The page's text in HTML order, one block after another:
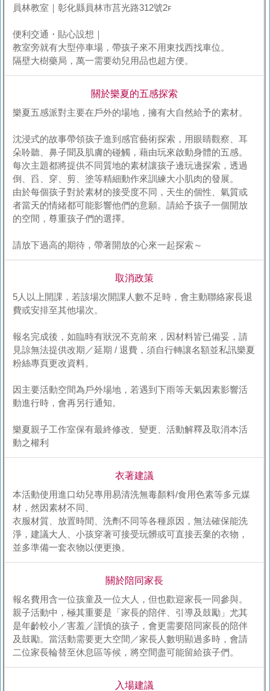
員林教室｜彰化縣員林市莒光路312號2ꜰ
便利交通・貼心設想｜
教室旁就有大型停車場，帶孩子來不用東找西找車位。
隔壁大樹藥局，萬一需要幼兒用品也超方便。
關於樂夏的五感探索
樂夏五感派對主要在戶外的場地，擁有大自然給予的素材。
沈浸式的故事帶領孩子進到感官藝術探索，用眼睛觀察、耳
朵聆聽、鼻子聞及肌膚的碰觸，藉由玩來啟動身體的五感。
每次主題都將提供不同質地的素材讓孩子邊玩邊探索，透過
倒、舀、穿、剪、塗等精細動作來訓練大小肌肉的發展。
由於每個孩子對於素材的接受度不同，天生的個性、氣質或
者當天的情緒都可能影響他們的意願。請給予孩子一個開放
的空間，尊重孩子們的選擇。
請放下過高的期待，帶著開放的心來一起探索～
取消政策
5人以上開課，若該場次開課人數不足時，會主動聯絡家長退
費或安排至其他場次。
報名完成後，如臨時有狀況不克前來，因材料皆已備妥，請
見諒無法提供改期／延期 / 退費，須自行轉讓名額並私訊樂夏
粉絲專頁更改資料。
因主要活動空間為戶外場地，若遇到下雨等天氣因素影響活
動進行時，會再另行通知。
樂夏親子工作室保有最終修改、變更、活動解釋及取消本活
動之權利
衣著建議
本活動使用進口幼兒專用易清洗無毒顏料/食用色素等多元媒
材，然因素材不同、
衣服材質、放置時間、洗劑不同等各種原因，無法確保能洗
淨，建議大人、小孩穿著可接受玩髒或可直接丟棄的衣物，
並多準備一套衣物以便更換。
關於陪同家長
報名費用含一位孩童及一位大人，但也歡迎家長一同參與。
親子活動中，極其重要是「家長的陪伴、引導及鼓勵」尤其
是年齡較小／害羞／謹慎的孩子，會更需要陪同家長的陪伴
及鼓勵。當活動需要更大空間／家長人數明顯過多時，會請
二位家長輪替至休息區等候，將空間盡可能留給孩子們。
入場建議